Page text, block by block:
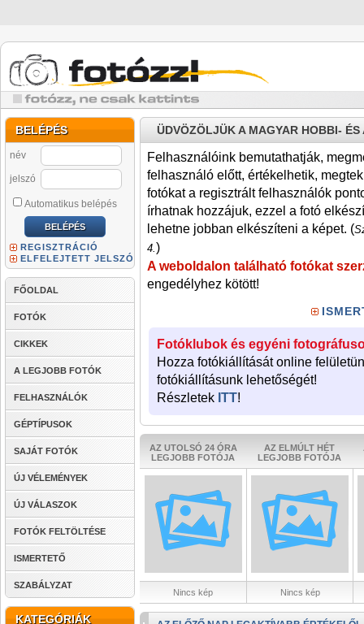
BELÉPÉS
név
jelszó
Automatikus belépés
REGISZTRÁCIÓ
ELFELEJTETT JELSZÓ
FŐOLDAL
FOTÓK
CIKKEK
A LEGJOBB FOTÓK
FELHASZNÁLÓK
GÉPTÍPUSOK
SAJÁT FOTÓK
ÚJ VÉLEMÉNYEK
ÚJ VÁLASZOK
FOTÓK FELTÖLTÉSE
ISMERTETŐ
SZABÁLYZAT
KATEGÓRIÁK
ÜDVÖZÖLJÜK A MAGYAR HOBBI-
Felhasználóink bemutathatják,
felhasználó előtt, értékelhetik,
fotókat a regisztrált felhasználók
írhatnak hozzájuk, ezzel a fotó
lehetne jobban elkészíteni a képet. (
4.)
A weboldalon található fotókat
engedélyhez kötött!
Fotóklubok és egyéni
Hozza fotókiállítását online
fotókiállításunk lehetőségét!
Részletek ITT!
AZ UTOLSÓ 24 ÓRA
LEGJOBB FOTÓJA
AZ ELMÚLT HÉT
LEGJOBB FOTÓJA
Nincs kép Nincs kép